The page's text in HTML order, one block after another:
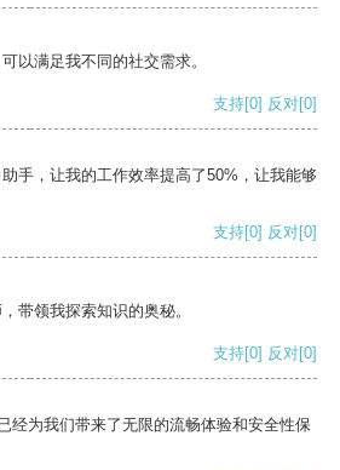
以满足我不同的社交需求。
支持[0] 反对[0]
手，让我的工作效率提高了50%，让我能够
支持[0] 反对[0]
带领我探索知识的奥秘。
支持[0] 反对[0]
经为我们带来了无限的流畅体验和安全性保